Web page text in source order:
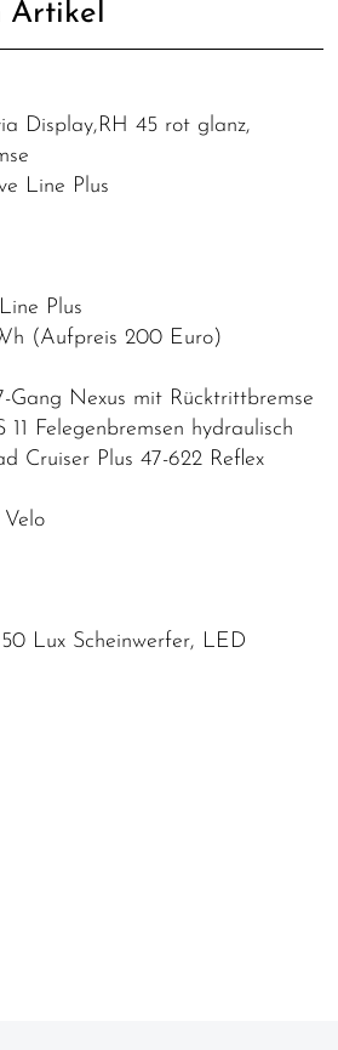
Artikel
Display,RH 45 rot glanz,
Line Plus
Plus
(Aufpreis 200 Euro)
Gang Nexus mit Rücktrittbremse
Felegenbremsen hydraulisch
Cruiser Plus 47-622 Reflex
Lux Scheinwerfer, LED